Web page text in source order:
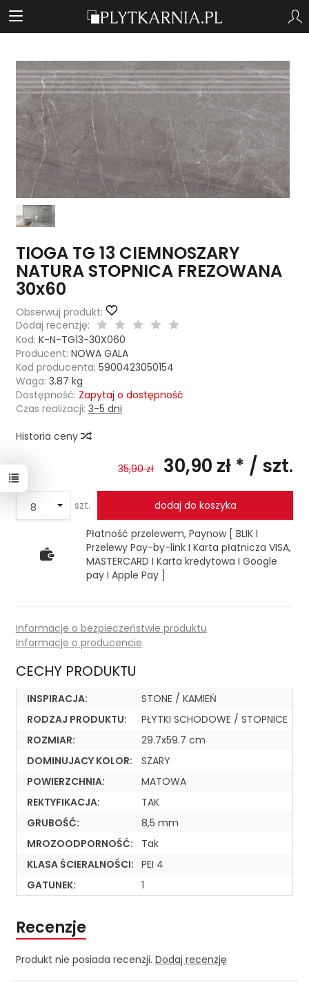
TIOGA TG 13 CIEMNOSZARY
NATURA STOPNICA FREZOWANA
30x60
Obserwuj produkt:
Dodaj recenzję:
Kod: K-N-TG13-30X060
Producent: NOWA GALA
Kod producenta: 5900423050154
Waga: 3.87 kg
Dostępność: Zapytaj o dostępność
Czas realizacji: 3-5 dni
Historia ceny
35,90 zł 30,90 zł * / szt.
szt. dodaj do koszyka
Płatność przelewem, Paynow [ BLIK I
Przelewy Pay-by-link I Karta płatnicza VISA,
MASTERCARD I Karta kredytowa I Google
pay I Apple Pay ]
Informacje o bezpieczeństwie produktu
Informacje o producencie
CECHY PRODUKTU
INSPIRACJA:
STONE / KAMIEŃ
RODZAJ PRODUKTU:
PŁYTKI SCHODOWE / STOPNICE
ROZMIAR:
29.7x59.7 cm
DOMINUJACY KOLOR:
SZARY
POWIERZCHNIA:
MATOWA
REKTYFIKACJA:
TAK
GRUBOŚĆ:
8,5 mm
MROZOODPORNOŚĆ:
Tak
KLASA ŚCIERALNOŚCI: PEI 4
GATUNEK:
1
Recenzje
Produkt nie posiada recenzji. Dodaj recenzję